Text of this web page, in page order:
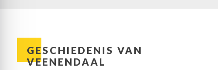
GESCHIEDENIS VAN
VEENENDAAL